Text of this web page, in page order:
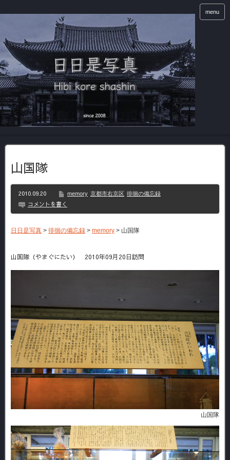
menu
山国隊
2010.09.20 memory 京都市右京区 徘徊の備忘録
コメントを書く
日日是写真 > 徘徊の備忘録 > memory > 山国隊
山国隊（やまぐにたい） 2010年09月20日訪問
山国隊